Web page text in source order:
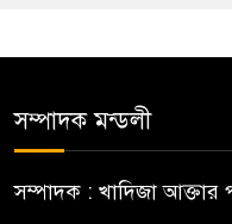
সম্পাদক মন্ডলী
সম্পাদক : খাদিজা আক্তার